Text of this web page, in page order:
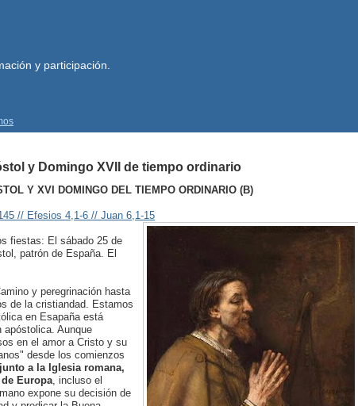
y participación.
y Domingo XVII de tiempo ordinario
Y XVI DOMINGO DEL TIEMPO ORDINARIO (B)
// Efesios 4,1-6 // Juan 6,1-15
fiestas: El sábado 25 de
patrón de España. El
y peregrinación hasta
de la cristiandad. Estamos
en Esapaña está
apóstolica. Aunque
en el amor a Cristo y su
desde los comienzos
a la Iglesia romana,
Europa , incluso el
expone su decisión de